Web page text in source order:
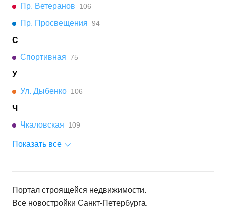
Пр. Ветеранов 106
Пр. Просвещения 94
С
Спортивная 75
У
Ул. Дыбенко 106
Ч
Чкаловская
109
Показать все
Портал строящейся недвижимости.
Все новостройки Санкт-Петербурга.